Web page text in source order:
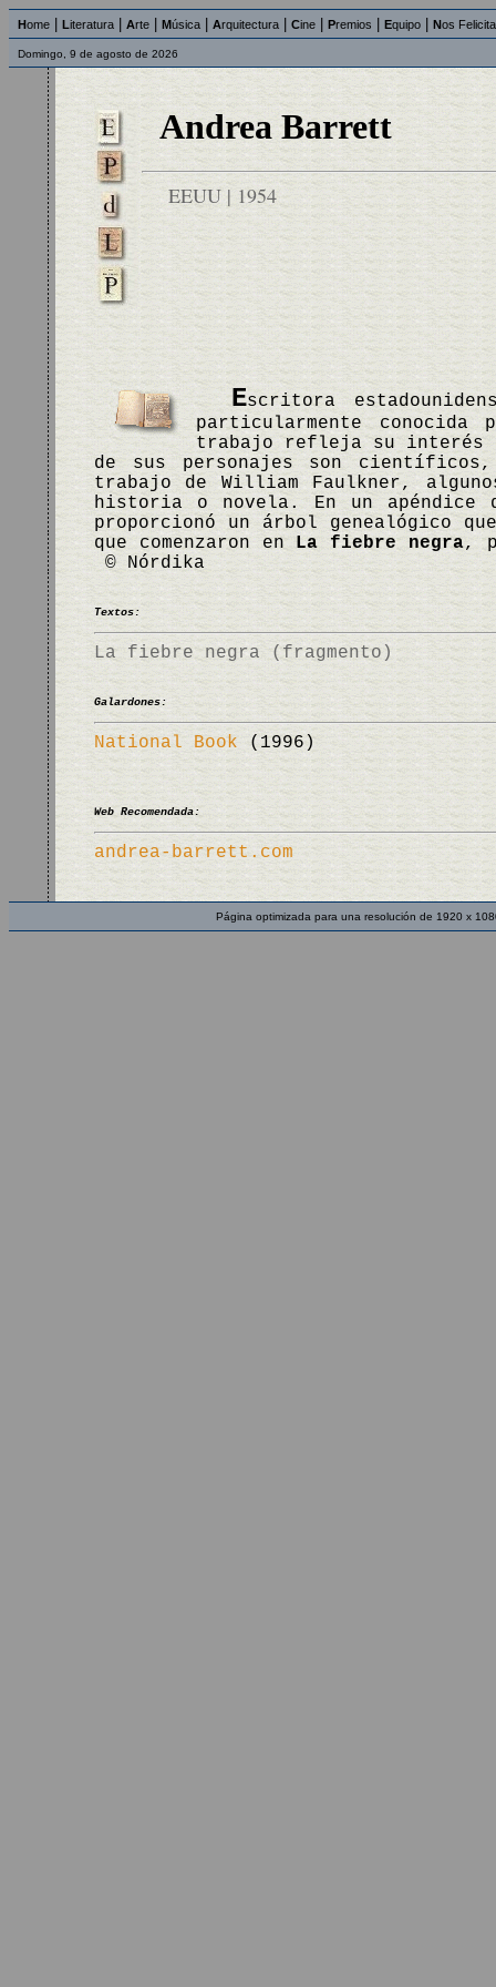
Home Literatura Arte Música Arquitectura Cine Premios Equipo Nos
Domingo, 9 de agosto de 2026
Andrea Barrett
EEUU | 1954
Escritora
particularmente
trabajo refleja su interés
de sus personajes son
trabajo de William Faulkner,
historia o novela. En un apéndice
proporcionó un árbol genealógico
que comenzaron en La fiebre negra,
© Nórdika
Textos:
La fiebre negra (fragmento)
Galardones:
National Book (1996)
Web Recomendada:
andrea-barrett.com
Página optimizada para una resolución de 1920 x